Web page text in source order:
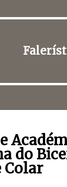
do
Colar